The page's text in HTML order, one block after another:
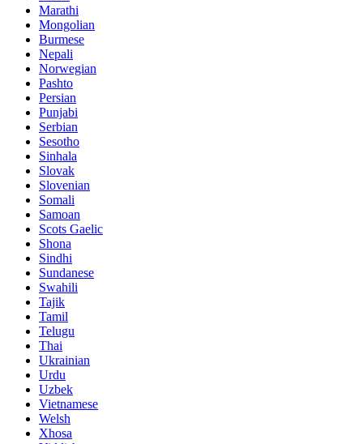
Marathi
Mongolian
Burmese
Nepali
Norwegian
Pashto
Persian
Punjabi
Serbian
Sesotho
Sinhala
Slovak
Slovenian
Somali
Samoan
Scots Gaelic
Shona
Sindhi
Sundanese
Swahili
Tajik
Tamil
Telugu
Thai
Ukrainian
Urdu
Uzbek
Vietnamese
Welsh
Xhosa